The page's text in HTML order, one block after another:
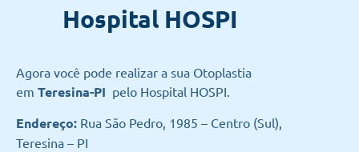
Hospital HOSPI
Agora você pode realizar a sua Otoplastia
em Teresina-PI pelo Hospital HOSPI.
Endereço: Rua São Pedro, 1985 – Centro (Sul),
Teresina – PI